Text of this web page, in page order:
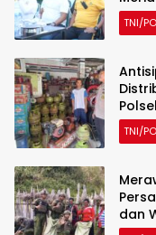
TNI/
TNI/
dan